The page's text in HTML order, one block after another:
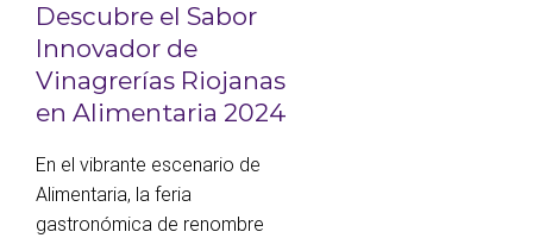
Descubre el Sabor
Innovador de
Vinagrerías Riojanas
en Alimentaria 2024
En el vibrante escenario de
Alimentaria, la feria
gastronómica de renombre